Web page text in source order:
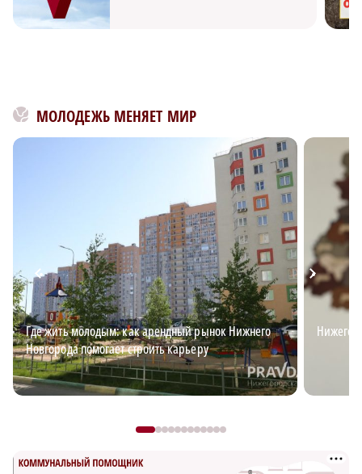
МОЛОДЕЖЬ МЕНЯЕТ МИР
Где жить молодым: как арендный рынок Нижнего
Новгорода помогает строить карьеру